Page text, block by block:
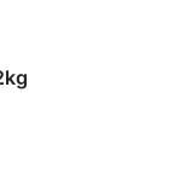
Kartoffel - 2kg